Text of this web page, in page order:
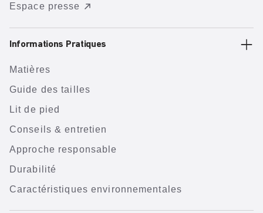
Espace presse
Informations Pratiques
Matières
Guide des tailles
Lit de pied
Conseils & entretien
Approche responsable
Durabilité
Caractéristiques environnementales